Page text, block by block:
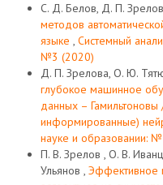
С. Д. Белов, Д. П.
методов
языке , Системный
№3 (2020)
Д. П. Зрелова, О. Ю.
глубокое машинное
данных –
информированные)
науке и образовании:
П. В. Зрелов , О. В.
Ульянов , Эффективное